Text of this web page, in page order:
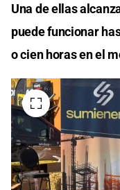
Una de ellas
puede funcionar
o cien horas en el